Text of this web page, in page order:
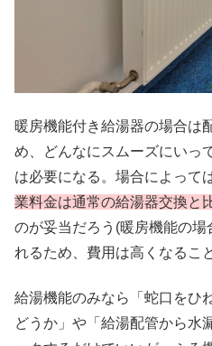
暖房機能付き給湯器の場合は
め、どんなにスムーズにいっ
は必要になる。場合によって
業料金は通常の給湯器交換と
のが妥当だろう(暖房機能の場
れるため、費用は高くなるこ
給湯機能のみなら「蛇口をひ
どうか」や「給湯配管から水